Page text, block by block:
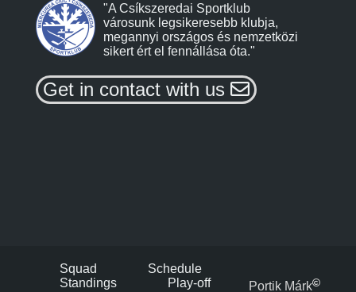
"A Csíkszeredai Sportklub
városunk legsikeresebb klubja,
megannyi országos és nemzetközi
sikert ért el fennállása óta."
Get in contact with us
Squad
Schedule
Standings
Play-off Portik Márk